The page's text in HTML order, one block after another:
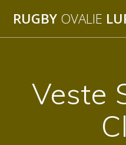
RUGBY OVALIE
Veste